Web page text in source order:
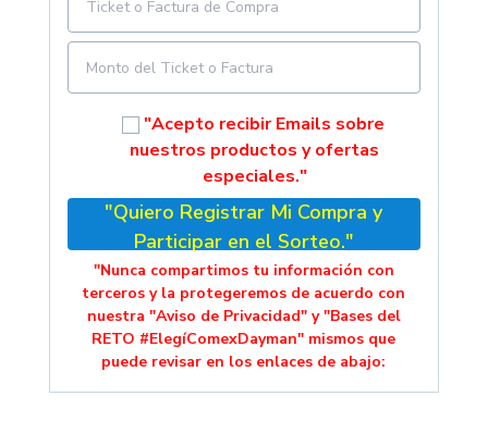
"Acepto recibir Emails sobre
nuestros productos y ofertas
especiales."
"Quiero Registrar Mi Compra y
Participar en el Sorteo."
"Nunca compartimos tu información con
terceros y la protegeremos de acuerdo con
nuestra "Aviso de Privacidad" y "Bases del
RETO #ElegíComexDayman" mismos que
puede revisar en los enlaces de abajo: